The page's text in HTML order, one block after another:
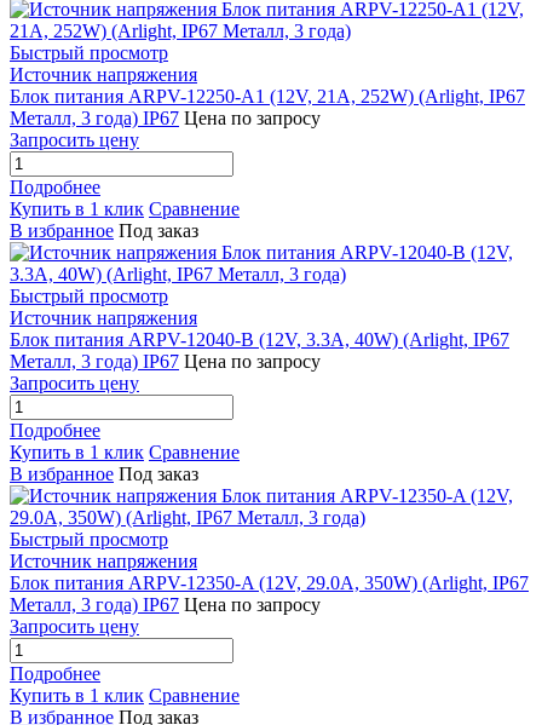
Быстрый просмотр
Источник напряжения
Блок питания ARPV-12250-A1 (12V, 21A, 252W) (Arlight, IP67
Металл, 3 года) IP67 Цена по запросу
Запросить цену
Подробнее
Купить в 1 клик Сравнение
В избранное Под заказ
Быстрый просмотр
Источник напряжения
Блок питания ARPV-12040-B (12V, 3.3A, 40W) (Arlight, IP67
Металл, 3 года) IP67 Цена по запросу
Запросить цену
Подробнее
Купить в 1 клик Сравнение
В избранное Под заказ
Быстрый просмотр
Источник напряжения
Блок питания ARPV-12350-A (12V, 29.0A, 350W) (Arlight, IP67
Металл, 3 года) IP67 Цена по запросу
Запросить цену
Подробнее
Купить в 1 клик Сравнение
В избранное Под заказ